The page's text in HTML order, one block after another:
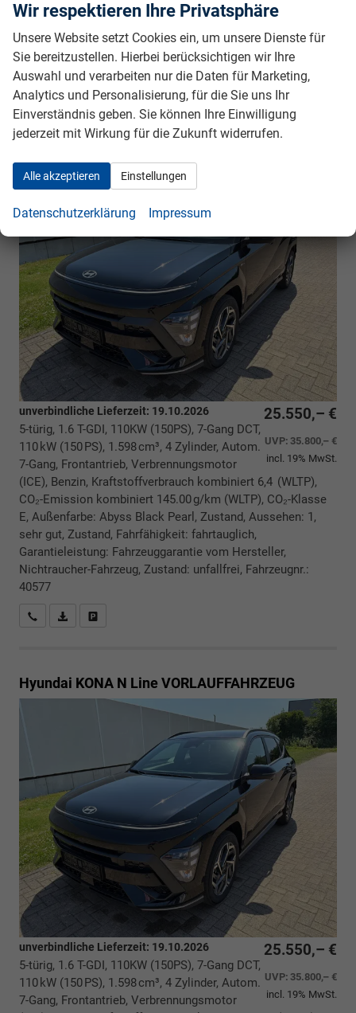
Garantieleistung: Fahrzeuggarantie vom Hersteller,
Nichtraucher-Fahrzeug, Zustand: unfallfrei, Fahrzeugnr.:
40573
Rückrufbitte absenden
PDF-Datei, Fahrzeugexposé drucken
Drucken, parken oder vergleichen
25.550,– €
UVP: 35.800,– €
incl. 19% MwSt.
unverbindliche Lieferzeit: 19.10.2026
5-türig, 1.6 T-GDI, 110KW (150PS), 7-Gang DCT,
110 kW (150 PS), 1.598 cm³, 4 Zylinder, Autom.
7-Gang, Frontantrieb, Verbrennungsmotor
(ICE), Benzin, Kraftstoffverbrauch kombiniert 6,4 (WLTP),
CO₂-Emission kombiniert 145.00 g/km (WLTP), CO₂-Klasse
E, Außenfarbe: Abyss Black Pearl, Zustand, Aussehen: 1,
sehr gut, Zustand, Fahrfähigkeit: fahrtauglich,
Garantieleistung: Fahrzeuggarantie vom Hersteller,
Nichtraucher-Fahrzeug, Zustand: unfallfrei, Fahrzeugnr.:
40577
Rückrufbitte absenden
PDF-Datei, Fahrzeugexposé drucken
Hyundai KONA N Line VORLAUFFAHRZEUG
25.550,– €
UVP: 35.800,– €
incl. 19% MwSt.
unverbindliche Lieferzeit: 19.10.2026
5-türig, 1.6 T-GDI, 110KW (150PS), 7-Gang DCT,
110 kW (150 PS), 1.598 cm³, 4 Zylinder, Autom.
7-Gang, Frontantrieb, Verbrennungsmotor
Wir respektieren Ihre Privatsphäre
Unsere Website setzt Cookies ein, um unsere Dienste für
Sie bereitzustellen. Hierbei berücksichtigen wir Ihre
Auswahl und verarbeiten nur die Daten für Marketing,
Analytics und Personalisierung, für die Sie uns Ihr
Einverständnis geben. Sie können Ihre Einwilligung
jederzeit mit Wirkung für die Zukunft widerrufen.
Alle akzeptieren Einstellungen
Datenschutzerklärung Impressum